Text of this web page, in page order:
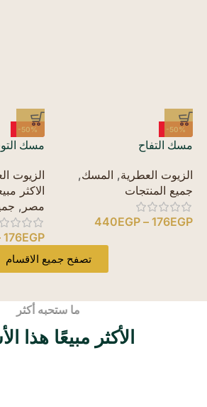
-50%
مسك التفاح
الزيوت العطرية, المسك,
جميع المنتجات
176EGP
–
440EGP
-50%
مسك
الزيوت
الاكثر
مصر ,
176EGP
تصفح جميع الاقسام
ما ستحبه أكثر
الأكثر مبيعًا هذا